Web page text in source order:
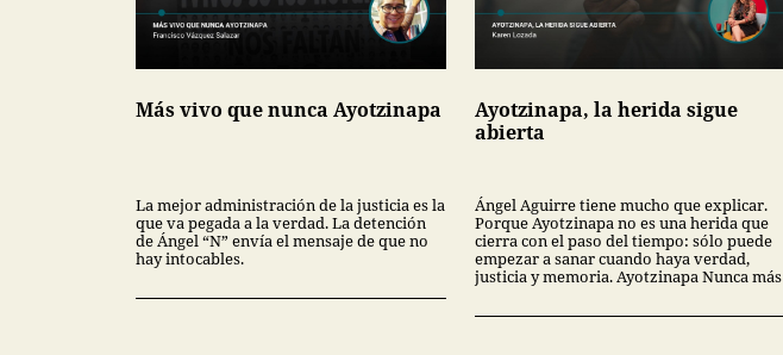
Más vivo que nunca Ayotzinapa
La mejor administración de la justicia es la
que va pegada a la verdad. La detención
de Ángel “N” envía el mensaje de que no
hay intocables.
Ayotzinapa, la herida sigue
abierta
Ángel Aguirre tiene mucho que explicar.
Porque Ayotzinapa no es una herida que
cierra con el paso del tiempo: sólo puede
empezar a sanar cuando haya verdad,
justicia y memoria. Ayotzinapa Nunca más